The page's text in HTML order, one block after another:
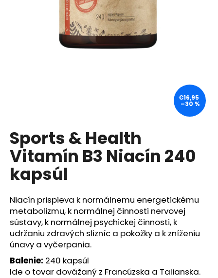
Sports & Health
Vitamín B3 Niacín 240
kapsúl
Niacín prispieva k normálnemu energetickému
metabolizmu, k normálnej činnosti nervovej
sústavy, k normálnej psychickej činnosti, k
udržaniu zdravých slizníc a pokožky a k zníženiu
únavy a vyčerpania.
Balenie: 240 kapsúl
Ide o tovar dovážaný z Francúzska a Talianska.
€16,95
–30 %
O
d
p
r
ú
č
a
m
e